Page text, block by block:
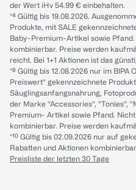
der Wert iHv 54.99 € einbehalten.
*⁴ Gültig bis 19.08.2026.
Produkte, mit SALE
Baby-Premium-Artikel sowie
kombinierbar. Preise werden
reicht. Bei 1+1 Aktionen ist das
*⁸ Gültig bis 12.08.2026 nur im BIPA
Preiswert“ gekennzeichnete
Säuglingsanfangsnahrung,
der Marke “Accessories“, “Tonies“,
Premium- Artikel sowie Pfand.
kombinierbar. Preise werden
*¹⁰ Gültig bis 02.09.2026 nur auf
Rabatten und Aktionen
Preisliste der letzten 30 Tage